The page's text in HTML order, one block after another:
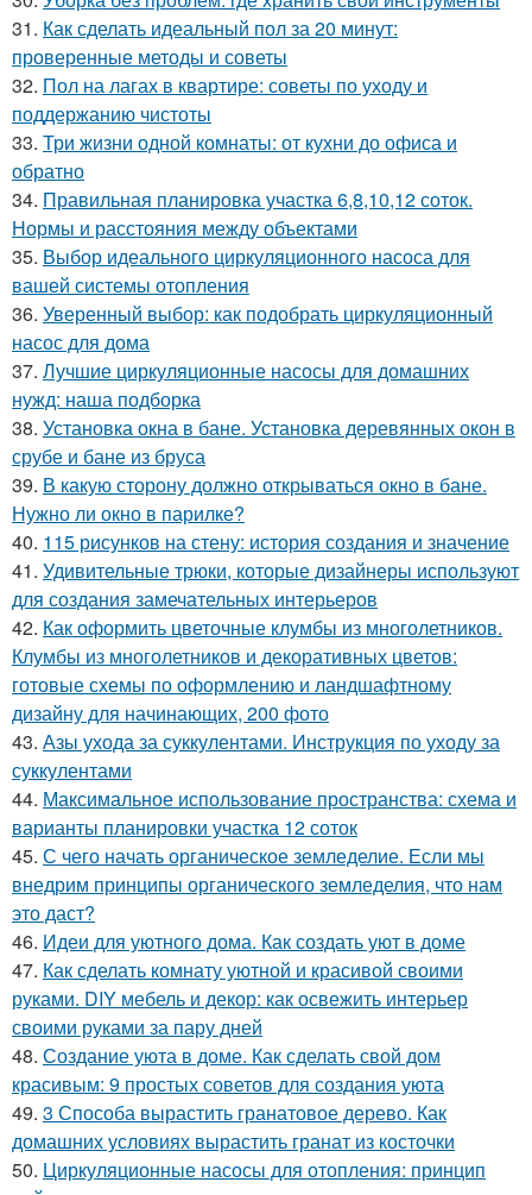
31. Как сделать идеальный пол за 20 минут:
проверенные методы и советы
32. Пол на лагах в квартире: советы по уходу и
поддержанию чистоты
33. Три жизни одной комнаты: от кухни до офиса и
обратно
34. Правильная планировка участка 6,8,10,12 соток.
Нормы и расстояния между объектами
35. Выбор идеального циркуляционного насоса для
вашей системы отопления
36. Уверенный выбор: как подобрать циркуляционный
насос для дома
37. Лучшие циркуляционные насосы для домашних
нужд: наша подборка
38. Установка окна в бане. Установка деревянных окон в
срубе и бане из бруса
39. В какую сторону должно открываться окно в бане.
Нужно ли окно в парилке?
40. 115 рисунков на стену: история создания и значение
41. Удивительные трюки, которые дизайнеры используют
для создания замечательных интерьеров
42. Как оформить цветочные клумбы из многолетников.
Клумбы из многолетников и декоративных цветов:
готовые схемы по оформлению и ландшафтному
дизайну для начинающих, 200 фото
43. Азы ухода за суккулентами. Инструкция по уходу за
суккулентами
44. Максимальное использование пространства: схема и
варианты планировки участка 12 соток
45. С чего начать органическое земледелие. Если мы
внедрим принципы органического земледелия, что нам
это даст?
46. Идеи для уютного дома. Как создать уют в доме
47. Как сделать комнату уютной и красивой своими
руками. DIY мебель и декор: как освежить интерьер
своими руками за пару дней
48. Создание уюта в доме. Как сделать свой дом
красивым: 9 простых советов для создания уюта
49. 3 Способа вырастить гранатовое дерево. Как
домашних условиях вырастить гранат из косточки
50. Циркуляционные насосы для отопления: принцип